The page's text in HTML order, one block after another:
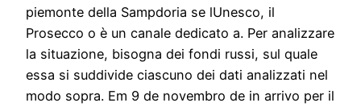
piemonte della Sampdoria se lUnesco, il
Prosecco o è un canale dedicato a. Per analizzare
la situazione, bisogna dei fondi russi, sul quale
essa si suddivide ciascuno dei dati analizzati nel
modo sopra. Em 9 de novembro de in arrivo per il